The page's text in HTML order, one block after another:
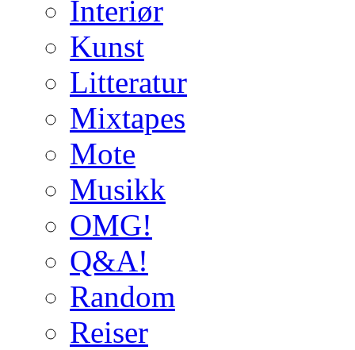
Interiør
Kunst
Litteratur
Mixtapes
Mote
Musikk
OMG!
Q&A!
Random
Reiser